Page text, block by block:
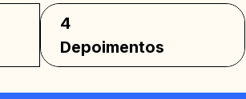
4
Depoimentos